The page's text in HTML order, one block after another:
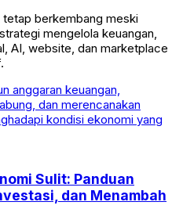
berkembang meski
mengelola keuangan,
AI, website, dan marketplace
Sulit: Panduan
dan Menambah